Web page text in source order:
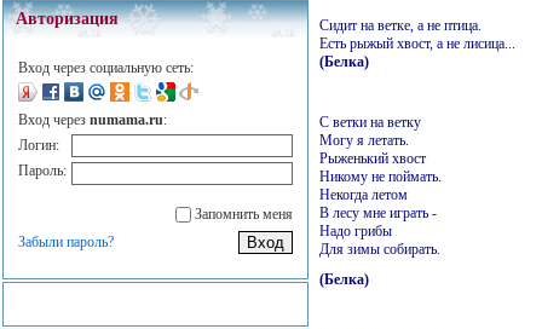
Авторизация
Вход через социальную сеть:
Вход через numama.ru:
Логин:
Пароль:
Запомнить меня
Забыли пароль?
Сидит на ветке, а не птица.
Есть рыжый хвост, а не лисица...
(Белка)
С ветки на ветку
Могу я летать.
Рыженький хвост
Никому не поймать.
Некогда летом
В лесу мне играть -
Надо грибы
Для зимы собирать.
(Белка)